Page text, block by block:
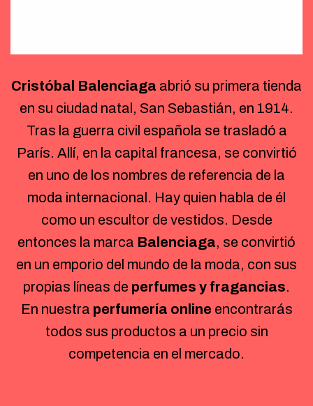
Cristóbal Balenciaga abrió su primera tienda
en su ciudad natal, San Sebastián, en 1914.
Tras la guerra civil española se trasladó a
París. Allí, en la capital francesa, se convirtió
en uno de los nombres de referencia de la
moda internacional. Hay quien habla de él
como un escultor de vestidos. Desde
entonces la marca Balenciaga, se convirtió
en un emporio del mundo de la moda, con sus
propias líneas de perfumes y fragancias.
En nuestra perfumería online encontrarás
todos sus productos a un precio sin
competencia en el mercado.